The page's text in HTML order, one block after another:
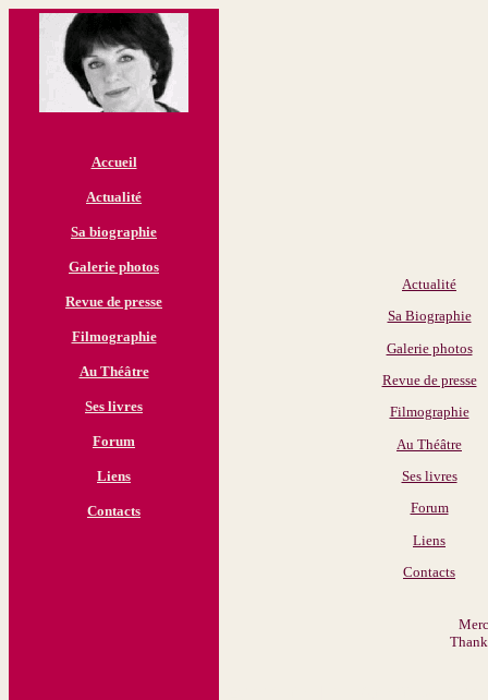
Accueil
Actualité
Sa biographie
Galerie photos
Revue de presse
Filmographie
Au Théâtre
Ses livres
Forum
Liens
Contacts
Actualité
Sa Biographie
Galerie photos
Revue de presse
Filmographie
Au Théâtre
Ses livres
Forum
Liens
Contacts